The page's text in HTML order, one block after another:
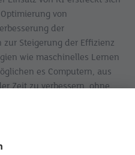
von
der
Steigerung der Effizienz
wie maschinelles Lernen
es Computern, aus
Zeit zu verbessern, ohne
müssen. Dies führt zu
etwa persönlichen
komplexe Datenmuster